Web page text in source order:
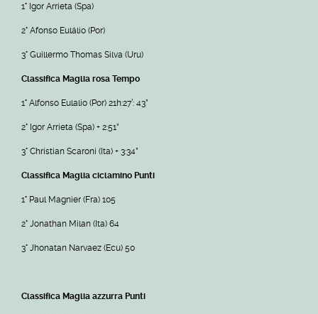
1° Igor Arrieta (Spa)
2° Afonso Eulálio (Por)
3° Guillermo Thomas Silva (Uru)
Classifica Maglia rosa Tempo
1° Alfonso Eulalio (Por) 21h:27’: 43”
2° Igor Arrieta (Spa) + 2:51”
3° Christian Scaroni (Ita) + 3:34”
Classifica Maglia ciclamino Punti
1° Paul Magnier (Fra) 105
2° Jonathan Milan (Ita) 64
3° Jhonatan Narvaez (Ecu) 50
Classifica Maglia azzurra Punti